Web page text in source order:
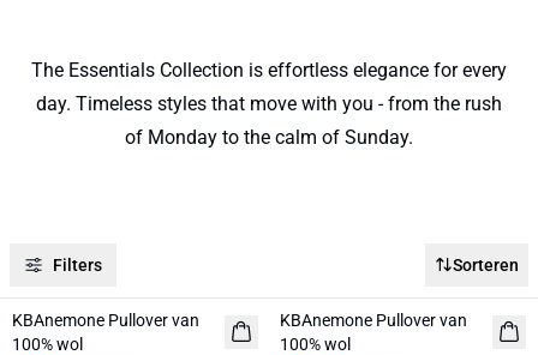
The Essentials Collection is effortless elegance for every
day. Timeless styles that move with you - from the rush
of Monday to the calm of Sunday.
Filters Sorteren
-50%
KBAnemone Pullover van
100% wol
KBAnemone Pullover van
100% wol